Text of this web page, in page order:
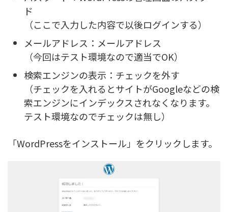
ド
（ここで入力した内容で以後ログインする）
メールアドレス：メールアドレス
（今回はテスト環境なので適当でOK）
検索エンジンの表示：チェックを外す
（チェックを入れるとサイトがGoogleなどの検
索エンジンにインデックスされなくなります。
テスト環境なのでチェックは無し）
「WordPressをインストール」をクリックします。